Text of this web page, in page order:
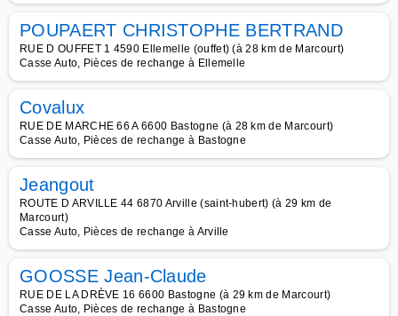
POUPAERT CHRISTOPHE BERTRAND
RUE D OUFFET 1 4590 Ellemelle (ouffet) (à 28 km de Marcourt)
Casse Auto, Pièces de rechange à Ellemelle
Covalux
RUE DE MARCHE 66 A 6600 Bastogne (à 28 km de Marcourt)
Casse Auto, Pièces de rechange à Bastogne
Jeangout
ROUTE D ARVILLE 44 6870 Arville (saint-hubert) (à 29 km de
Marcourt)
Casse Auto, Pièces de rechange à Arville
GOOSSE Jean-Claude
RUE DE LA DRÈVE 16 6600 Bastogne (à 29 km de Marcourt)
Casse Auto, Pièces de rechange à Bastogne